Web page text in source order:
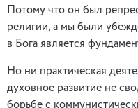
Потому что он был
религии, а мы были
в Бога является
Но ни практическая
духовное развитие не
борьбе с